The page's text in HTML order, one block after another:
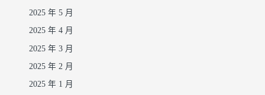
2025 年 5 月
2025 年 4 月
2025 年 3 月
2025 年 2 月
2025 年 1 月